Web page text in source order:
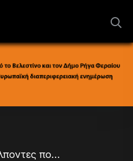
/ Στηρίζοντας του περιθάλποντες που φροντίζουν άτομα με άνοια στο σπίτι – Γράφει η Καλλιόπη Κουφογιάννη